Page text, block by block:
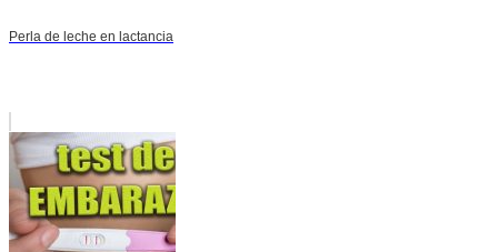
Perla de leche en lactancia